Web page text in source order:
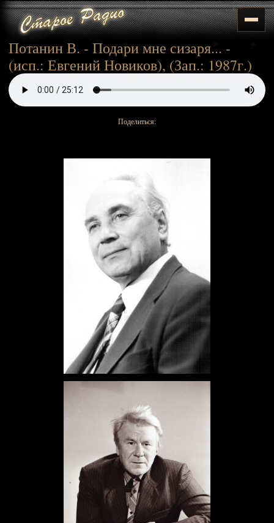
Потанин В. - Подари мне сизаря... -
(исп.: Евгений Новиков), (Зап.: 1987г.)
Поделиться: